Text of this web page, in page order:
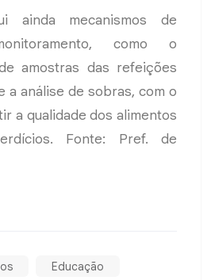
ainda mecanismos de
como o
amostras das refeições
a análise de sobras, com o
a qualidade dos alimentos
Fonte: Pref. de
Educação